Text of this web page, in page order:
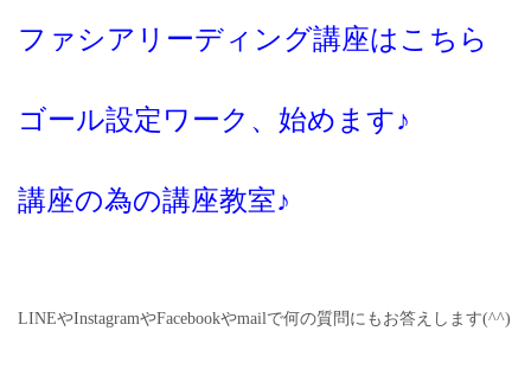
ファシアリーディング講座はこちら
ゴール設定ワーク、始めます♪
講座の為の講座教室♪
LINEやInstagramやFacebookやmailで何の質問にもお答えします(^^)